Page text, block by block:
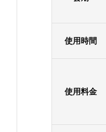
使用時間
使用料金